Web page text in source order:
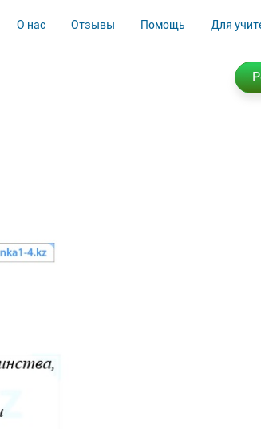
О нас Отзывы Помощь Для